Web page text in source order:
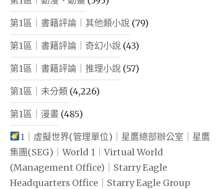
第1區｜書籍評論｜其他類小說 (79)
第1區｜書籍評論｜奇幻小說 (43)
第1區｜書籍評論｜推理小說 (57)
第1區｜未分類 (4,226)
第1區｜漫畫 (485)
1｜虛擬世界(管理單位)｜星鷹總部辦公室｜星鷹
集團(SEG)｜World 1｜Virtual World
(Management Office)｜Starry Eagle
Headquarters Office｜Starry Eagle Group